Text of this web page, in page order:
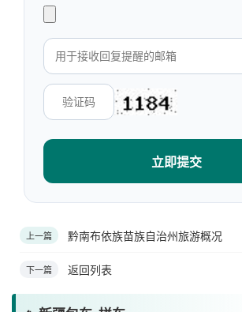
立即提交
上一篇 黔南布依族苗族自治州旅游概况
下一篇 返回列表